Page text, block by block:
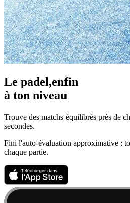
Le padel,enfin
à ton niveau
Trouve des matchs équilibrés près de
secondes.
Fini l'auto-évaluation approximative :
chaque partie.